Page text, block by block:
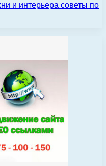
и интерьера советы по